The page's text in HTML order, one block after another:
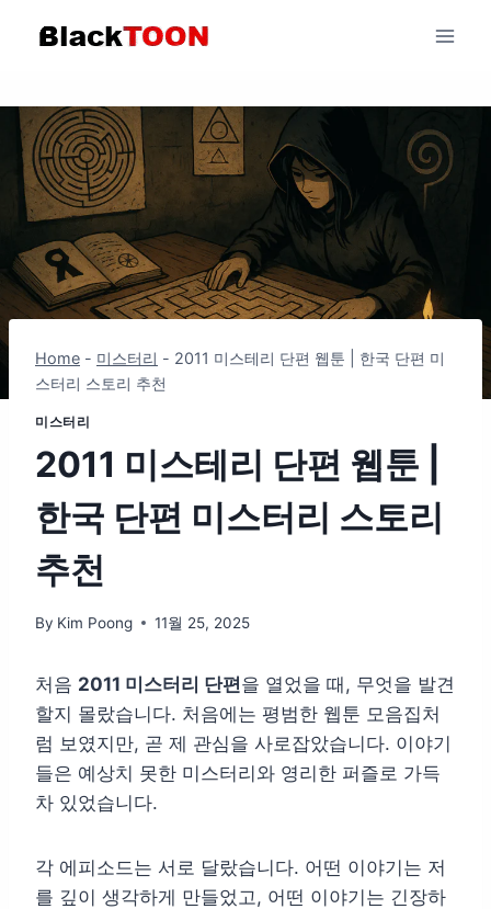
Home - 미스터리 - 2011 미스테리 단편 웹툰 | 한국 단편 미
스터리 스토리 추천
미스터리
2011 미스테리 단편 웹툰 |
한국 단편 미스터리 스토리
추천
By Kim Poong 11월 25, 2025
처음 2011 미스터리 단편을 열었을 때, 무엇을 발견
할지 몰랐습니다. 처음에는 평범한 웹툰 모음집처
럼 보였지만, 곧 제 관심을 사로잡았습니다. 이야기
들은 예상치 못한 미스터리와 영리한 퍼즐로 가득
차 있었습니다.
각 에피소드는 서로 달랐습니다. 어떤 이야기는 저
를 깊이 생각하게 만들었고, 어떤 이야기는 긴장하